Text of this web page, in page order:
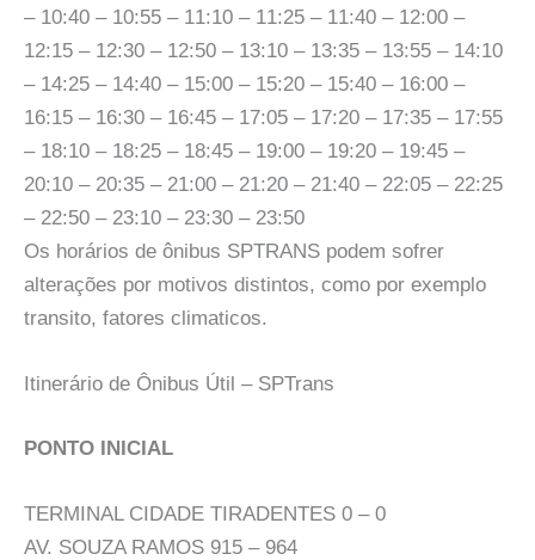
– 10:40 – 10:55 – 11:10 – 11:25 – 11:40 – 12:00 –
12:15 – 12:30 – 12:50 – 13:10 – 13:35 – 13:55 – 14:10
– 14:25 – 14:40 – 15:00 – 15:20 – 15:40 – 16:00 –
16:15 – 16:30 – 16:45 – 17:05 – 17:20 – 17:35 – 17:55
– 18:10 – 18:25 – 18:45 – 19:00 – 19:20 – 19:45 –
20:10 – 20:35 – 21:00 – 21:20 – 21:40 – 22:05 – 22:25
– 22:50 – 23:10 – 23:30 – 23:50
Os horários de ônibus SPTRANS podem sofrer
alterações por motivos distintos, como por exemplo
transito, fatores climaticos.
Itinerário de Ônibus Útil – SPTrans
PONTO INICIAL
TERMINAL CIDADE TIRADENTES 0 – 0
AV. SOUZA RAMOS 915 – 964